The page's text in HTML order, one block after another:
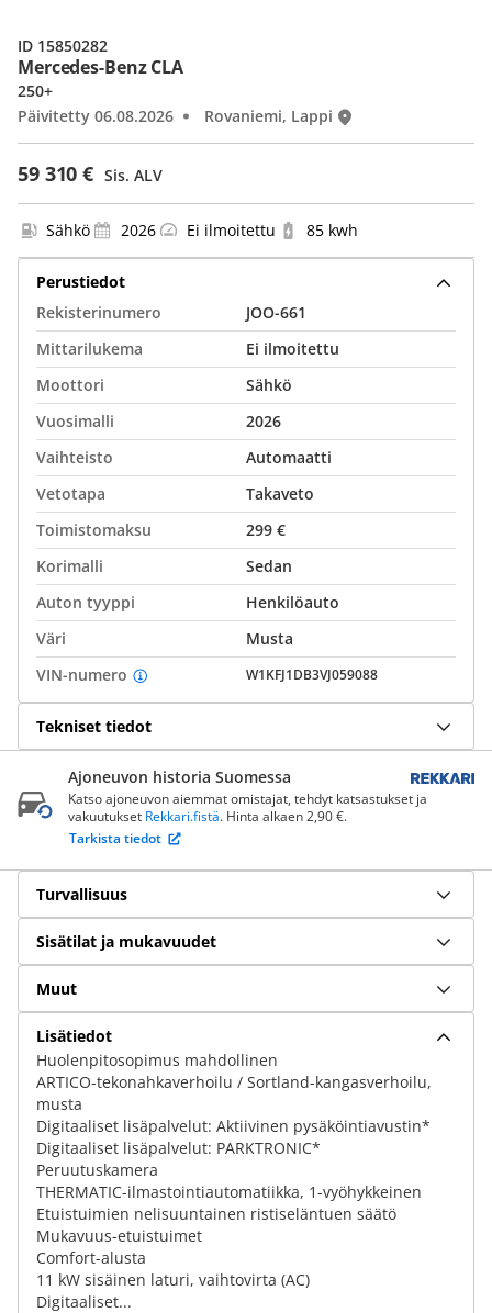
Mercedes-Benz CLA
59 310 € Sis. ALV
250+
Päivitetty 06.08.2026
Rovaniemi, Lappi
ID 15850282
Sähkö 2026 Ei ilmoitettu 85 kwh
Perustiedot
Rekisterinumero
JOO-661
Mittarilukema
Ei ilmoitettu
Moottori
Sähkö
Vuosimalli
2026
Vaihteisto
Automaatti
Vetotapa
Takaveto
Toimistomaksu
299 €
Korimalli
Sedan
Auton tyyppi
Henkilöauto
Väri
Musta
VIN-numero
W1KFJ1DB3VJ059088
Tekniset tiedot
Ajoneuvon historia Suomessa
Katso ajoneuvon aiemmat omistajat, tehdyt katsastukset ja
vakuutukset Rekkari.fistä. Hinta alkaen 2,90 €.
Tarkista tiedot
Turvallisuus
Sisätilat ja mukavuudet
Muut
Lisätiedot
Huolenpitosopimus mahdollinen
ARTICO-tekonahkaverhoilu / Sortland-kangasverhoilu,
musta
Digitaaliset lisäpalvelut: Aktiivinen pysäköintiavustin*
Digitaaliset lisäpalvelut: PARKTRONIC*
Peruutuskamera
THERMATIC-ilmastointiautomatiikka, 1-vyöhykkeinen
Etuistuimien nelisuuntainen ristiseläntuen säätö
Mukavuus-etuistuimet
Comfort-alusta
11 kW sisäinen laturi, vaihtovirta (AC)
Digitaaliset...